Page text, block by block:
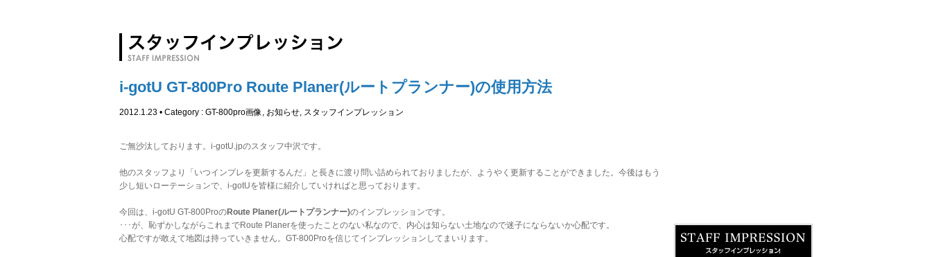
i-gotU GT-800Pro Route Planer(ルートプランナー)の使用方法
2012.1.23 • Category : GT-800pro画像, お知らせ, スタッフインプレッション
ご無沙汰しております。i-gotU.jpのスタッフ中沢です。
他のスタッフより「いつインプレを更新するんだ」と長きに渡り問い詰められておりましたが、ようやく更新することができました。今後はもう
少し短いローテーションで、i-gotUを皆様に紹介していければと思っております。
今回は、i-gotU GT-800ProのRoute Planer(ルートプランナー)のインプレッションです。
･･･が、恥ずかしながらこれまでRoute Planerを使ったことのない私なので、内心は知らない土地なので迷子にならないか心配です。
心配ですが敢えて地図は持っていきません。GT-800Proを信じてインプレッションしてまいります。